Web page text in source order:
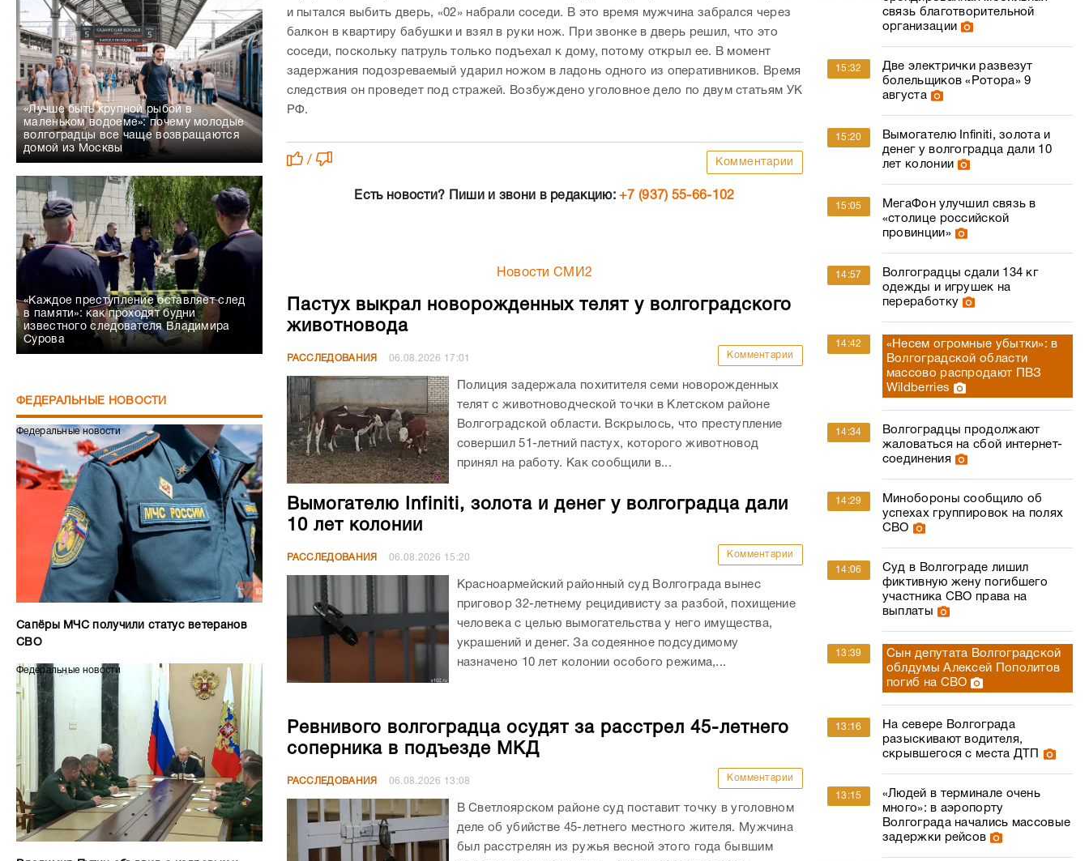
«Лучше быть крупной рыбой в
маленьком водоеме»: почему молодые
волгоградцы все чаще возвращаются
домой из Москвы
«Каждое преступление оставляет след
в памяти»: как проходят будни
известного следователя Владимира
Сурова
ФЕДЕРАЛЬНЫЕ НОВОСТИ
Федеральные новости
Сапёры МЧС получили статус ветеранов
СВО
Федеральные новости
и пытался выбить дверь, «02» набрали соседи. В это время мужчина забрался через
балкон в квартиру бабушки и взял в руки нож. При звонке в дверь решил, что это
соседи, поскольку патруль только подъехал к дому, потому открыл ее. В момент
задержания подозреваемый ударил ножом в ладонь одного из оперативников. Время
следствия он проведет под стражей. Возбуждено уголовное дело по двум статьям УК
РФ.
/ Комментарии
Есть новости? Пиши и звони в редакцию:+7 (937) 55-66-102
Новости СМИ2
Пастух выкрал новорожденных телят у волгоградского
животновода
РАССЛЕДОВАНИЯ 06.08.2026 17:01 Комментарии
Полиция задержала похитителя семи новорожденных
телят с животноводческой точки в Клетском районе
Волгоградской области. Вскрылось, что преступление
совершил 51-летний пастух, которого животновод
принял на работу. Как сообщили в...
Вымогателю Infiniti, золота и денег у волгоградца дали
10 лет колонии
РАССЛЕДОВАНИЯ 06.08.2026 15:20 Комментарии
Красноармейский районный суд Волгограда вынес
приговор 32-летнему рецидивисту за разбой, похищение
человека с целью вымогательства у него имущества,
украшений и денег. За содеянное подсудимому
назначено 10 лет колонии особого режима,...
Ревнивого волгоградца осудят за расстрел 45-летнего
соперника в подъезде МКД
РАССЛЕДОВАНИЯ 06.08.2026 13:08 Комментарии
В Светлоярском районе суд поставит точку в уголовном
деле об убийстве 45-летнего местного жителя. Мужчина
был расстрелян из ружья весной этого года бывшим
связь благотворительной
организации
15:32
Две электрички развезут
болельщиков «Ротора» 9
августа
15:20
Вымогателю Infiniti, золота и
денег у волгоградца дали 10
лет колонии
15:05
МегаФон улучшил связь в
«столице российской
провинции»
14:57
Волгоградцы сдали 134 кг
одежды и игрушек на
переработку
14:42
«Несем огромные убытки»: в
Волгоградской области
массово распродают ПВЗ
Wildberries
14:34
Волгоградцы продолжают
жаловаться на сбой интернет-
соединения
14:29
Минобороны сообщило об
успехах группировок на полях
СВО
14:06
Суд в Волгограде лишил
фиктивную жену погибшего
участника СВО права на
выплаты
13:39
Сын депутата Волгоградской
облдумы Алексей Пополитов
погиб на СВО
13:16
На севере Волгограда
разыскивают водителя,
скрывшегося с места ДТП
13:15
«Людей в терминале очень
много»: в аэропорту
Волгограда начались массовые
задержки рейсов